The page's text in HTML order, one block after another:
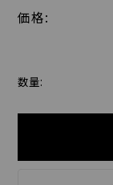
価格:
数量: